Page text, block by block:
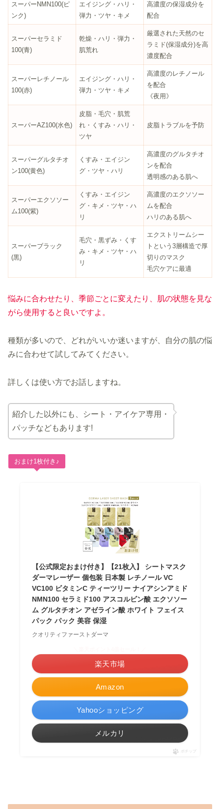
スーパーNMN100(ピ
ンク)
エイジング・ハリ・
弾力・ツヤ・キメ
高濃度の保湿成分を
配合
スーパーセラミド
100(青)
乾燥・ハリ・弾力・
肌荒れ
厳選された天然のセ
ラミド(保湿成分)を高
濃度配合
スーパーレチノール
100(赤)
エイジング・ハリ・
弾力・ツヤ・キメ
高濃度のレチノール
を配合
《夜用》
スーパーAZ100(水色)
皮脂・毛穴・肌荒
れ・くすみ・ハリ・
ツヤ
皮脂トラブルを予防
スーパーグルタチオ
ン100(黄色)
くすみ・エイジン
グ・ツヤ・ハリ
高濃度のグルタチオ
ンを配合
透明感のある肌へ
スーパーエクソソー
ム100(紫)
くすみ・エイジン
グ・キメ・ツヤ・ハ
リ
高濃度のエクソソー
ムを配合
ハリのある肌へ
スーパーブラック
(黒)
毛穴・黒ずみ・くす
み・キメ・ツヤ・ハ
リ
エクストリームシー
トという3層構造で厚
切りのマスク
毛穴ケアに最適
悩みに合わせたり、季節ごとに変えたり、肌の状態を見な
がら使用すると良いですよ。
種類が多いので、どれがいいか迷いますが、自分の肌の悩
みに合わせて試してみてください。
詳しくは使い方でお話しますね。
紹介した以外にも、シート・アイケア専用・
パッチなどもあります!
おまけ1枚付き♪
【公式限定おまけ付き】【21枚入】 シートマスク
ダーマレーザー 個包装 日本製 レチノール VC
VC100 ビタミンC ティーツリー ナイアシンアミド
NMN100 セラミド100 アスコルビン酸 エクソソー
ム グルタチオン アゼライン酸 ホワイト フェイス
パック パック 美容 保湿
クオリティファーストダーマ
Amazon
楽天市場
Yahooショッピング
メルカリ
ポチップ